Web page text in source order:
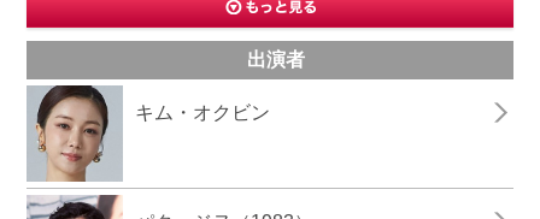
出演者
キム・オクビン